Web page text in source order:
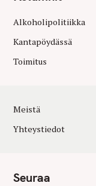
Alkoholipolitiikka
Kantapöydässä
Toimitus
Meistä
Yhteystiedot
Seuraa